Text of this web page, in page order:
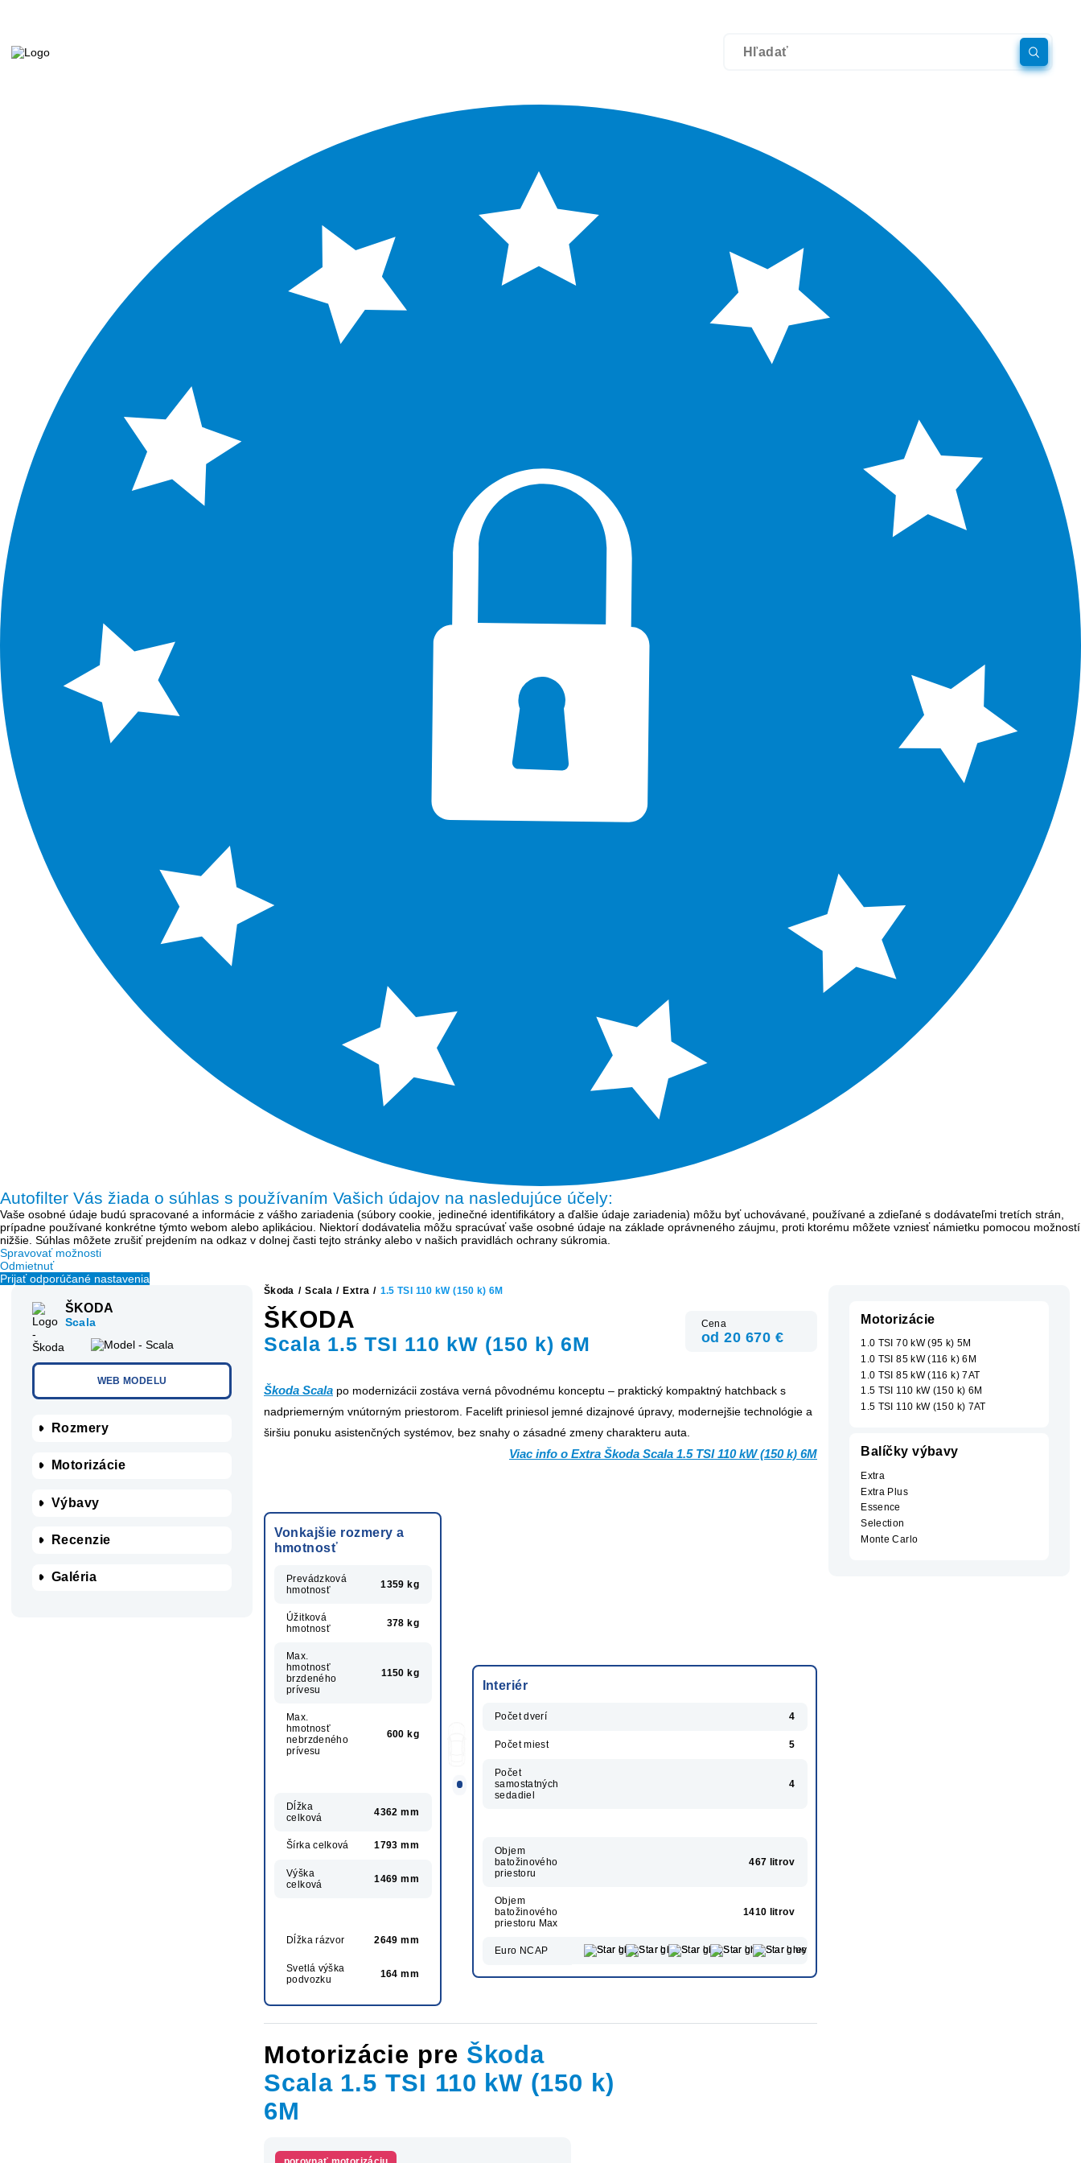
Autofilter Vás žiada o súhlas s používaním Vašich údajov na nasledujúce účely:
Vaše osobné údaje budú spracované a informácie z vášho zariadenia (súbory cookie, jedinečné identifikátory a ďalšie údaje zariadenia) môžu byť uchovávané, používané a zdieľané s dodávateľmi tretích strán,
prípadne používané konkrétne týmto webom alebo aplikáciou. Niektorí dodávatelia môžu spracúvať vaše osobné údaje na základe oprávneného záujmu, proti ktorému môžete vzniesť námietku pomocou možností
nižšie. Súhlas môžete zrušiť prejdením na odkaz v dolnej časti tejto stránky alebo v našich pravidlách ochrany súkromia.
Spravovať možnosti
Odmietnuť
Prijať odporúčané nastavenia
ŠKODA
Scala
WEB MODELU
Rozmery
Motorizácie
Výbavy
Recenzie
Galéria
Škoda / Scala / Extra / 1.5 TSI 110 kW (150 k) 6M
ŠKODA
Scala 1.5 TSI 110 kW (150 k) 6M
Cena
od 20 670 €
Škoda Scala po modernizácii zostáva verná pôvodnému konceptu – praktický kompaktný hatchback s
nadpriemerným vnútorným priestorom. Facelift priniesol jemné dizajnové úpravy, modernejšie technológie a
širšiu ponuku asistenčných systémov, bez snahy o zásadné zmeny charakteru auta.
Viac info o Extra Škoda Scala 1.5 TSI 110 kW (150 k) 6M
Vonkajšie rozmery a
hmotnosť
Prevádzková
hmotnosť
1359 kg
Úžitková
hmotnosť
378 kg
Max.
hmotnosť
brzdeného
prívesu
1150 kg
Max.
hmotnosť
nebrzdeného
prívesu
600 kg
Dĺžka
celková
4362 mm
Šírka celková 1793 mm
Výška
celková
1469 mm
Dĺžka rázvor 2649 mm
Svetlá výška
podvozku
164 mm
Interiér
Počet dverí 4
Počet miest 5
Počet
samostatných
sedadiel
4
Objem
batožinového
priestoru
467 litrov
Objem
batožinového
priestoru Max
1410 litrov
Euro NCAP
Motorizácie pre Škoda
Scala 1.5 TSI 110 kW (150 k)
6M
Motorizácie
1.0 TSI 70 kW (95 k) 5M
1.0 TSI 85 kW (116 k) 6M
1.0 TSI 85 kW (116 k) 7AT
1.5 TSI 110 kW (150 k) 6M
1.5 TSI 110 kW (150 k) 7AT
Balíčky výbavy
Extra
Extra Plus
Essence
Selection
Monte Carlo